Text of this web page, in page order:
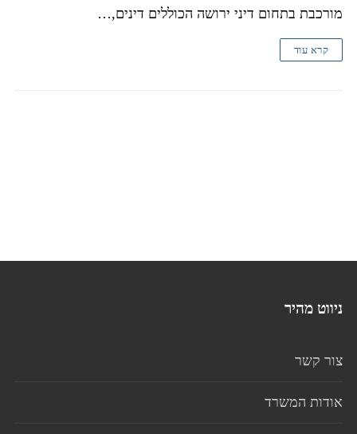
מורכבת בתחום דיני ירושה הכוללים דינים,…
קרא עוד
ניווט מהיר
צור קשר
אודות המשרד